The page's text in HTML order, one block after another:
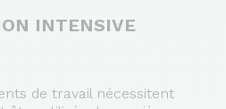
INTENSIVE
de travail nécessitent